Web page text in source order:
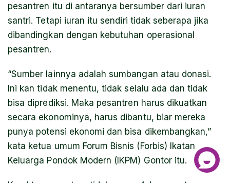
pesantren itu di antaranya bersumber dari iuran
santri. Tetapi iuran itu sendiri tidak seberapa jika
dibandingkan dengan kebutuhan operasional
pesantren.
“Sumber lainnya adalah sumbangan atau donasi.
Ini kan tidak menentu, tidak selalu ada dan tidak
bisa diprediksi. Maka pesantren harus dikuatkan
secara ekonominya, harus dibantu, biar mereka
punya potensi ekonomi dan bisa dikembangkan,”
kata ketua umum Forum Bisnis (Forbis) Ikatan
Keluarga Pondok Modern (IKPM) Gontor itu.